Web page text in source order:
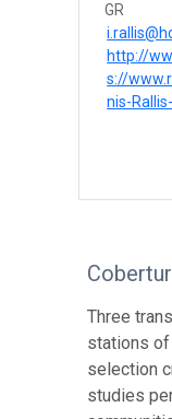
GR
http://
s://
nis-
Three
stations of
selection
studies